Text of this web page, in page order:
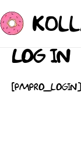
TO
CONTENT
LOG IN
[PMPRO_LOGIN]